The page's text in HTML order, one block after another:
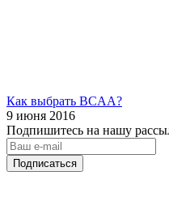
Как выбрать BCAA?
9 июня 2016
Подпишитесь на нашу
Подписаться